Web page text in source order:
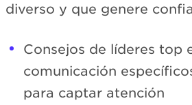
diverso y que genere
Consejos de líderes top
comunicación
para captar atención